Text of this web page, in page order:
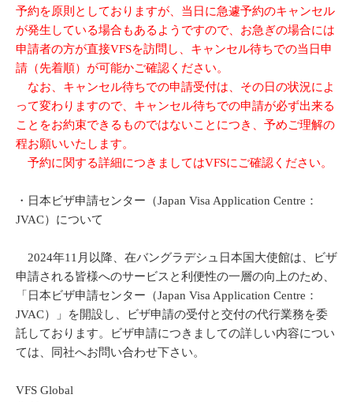
予約を原則としておりますが、当日に急遽予約のキャンセル
が発生している場合もあるようですので、お急ぎの場合には
申請者の方が直接VFSを訪問し、キャンセル待ちでの当日申
請（先着順）が可能かご確認ください。
なお、キャンセル待ちでの申請受付は、その日の状況によ
って変わりますので、キャンセル待ちでの申請が必ず出来る
ことをお約束できるものではないことにつき、予めご理解の
程お願いいたします。
予約に関する詳細につきましてはVFSにご確認ください。
・日本ビザ申請センター（Japan Visa Application Centre：
JVAC）について
2024年11月以降、在バングラデシュ日本国大使館は、ビザ
申請される皆様へのサービスと利便性の一層の向上のため、
「日本ビザ申請センター（Japan Visa Application Centre：
JVAC）」を開設し、ビザ申請の受付と交付の代行業務を委
託しております。ビザ申請につきましての詳しい内容につい
ては、同社へお問い合わせ下さい。
VFS Global